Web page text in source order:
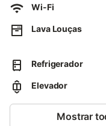
distância a pé.
As famílias com
Não são permitidos
O ar condicionado não
A propriedade está
evite ruídos
com os vizinhos.
Por favor, trate o
Wi-Fi
Lava Louças
Refrigerador
Elevador
Mostrar